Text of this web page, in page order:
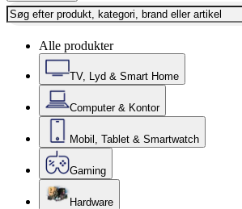
Alle produkter
TV, Lyd & Smart Home
Computer & Kontor
Mobil, Tablet & Smartwatch
Gaming
Hardware